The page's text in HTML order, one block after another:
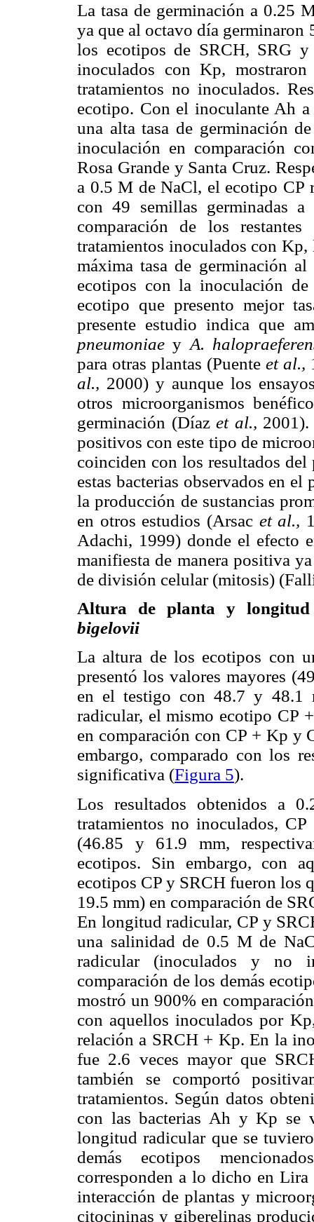
La tasa de germinación a 0.25
ya que al octavo día germinaron
los ecotipos de SRCH, SRG
inoculados con Kp,
tratamientos no inoculados.
ecotipo. Con el inoculante Ah
una alta tasa de germinación
inoculación en comparación
Rosa Grande y Santa Cruz.
a 0.5 M de NaCl, el ecotipo CP
con 49 semillas germinadas
comparación de los
tratamientos inoculados con Kp,
máxima tasa de germinación
ecotipos con la inoculación
ecotipo que presento mejor
presente estudio indica que
pneumoniae y A.
para otras plantas (Puente et al.,
al., 2000) y aunque los
otros microorganismos
germinación (Díaz et al., 2001).
positivos con este tipo de
coinciden con los resultados
estas bacterias observados en el
la producción de sustancias
en otros estudios (Arsac et al.,
Adachi, 1999) donde el efecto
manifiesta de manera positiva
de división celular (mitosis)
Altura de planta y
bigelovii
La altura de los ecotipos con
presentó los valores mayores
en el testigo con 48.7 y 48.1
radicular, el mismo ecotipo CP
en comparación con CP + Kp y
embargo, comparado con los
significativa (Figura 5).
Los resultados obtenidos a
tratamientos no inoculados,
(46.85 y 61.9 mm,
ecotipos. Sin embargo, con
ecotipos CP y SRCH fueron los
19.5 mm) en comparación de
En longitud radicular, CP y
una salinidad de 0.5 M de
radicular (inoculados y no
comparación de los demás
mostró un 900% en
con aquellos inoculados por
relación a SRCH + Kp. En la
fue 2.6 veces mayor que
también se comportó
tratamientos. Según datos
con las bacterias Ah y Kp se
longitud radicular que se
demás ecotipos
corresponden a lo dicho en
interacción de plantas y
citocininas y giberelinas